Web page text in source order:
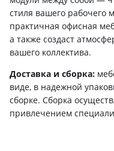
стиля вашего рабочего
практичная офисная
а также создаст
вашего коллектива.
Доставка и сборка:
виде, в надежной
сборке. Сборка
привлечением